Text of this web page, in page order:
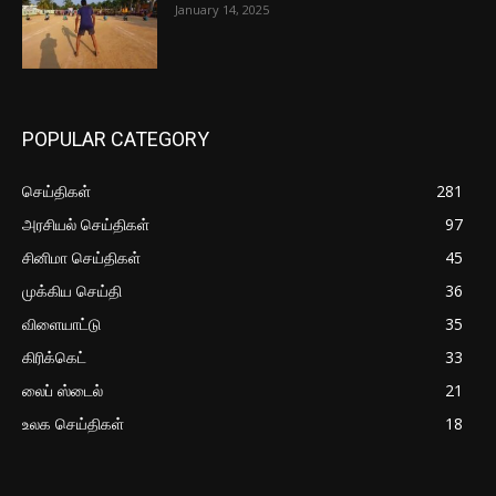
January 14, 2025
POPULAR CATEGORY
செய்திகள்
281
அரசியல் செய்திகள்
97
சினிமா செய்திகள்
45
முக்கிய செய்தி
36
விளையாட்டு
35
கிரிக்கெட்
33
லைப் ஸ்டைல்
21
உலக செய்திகள்
18